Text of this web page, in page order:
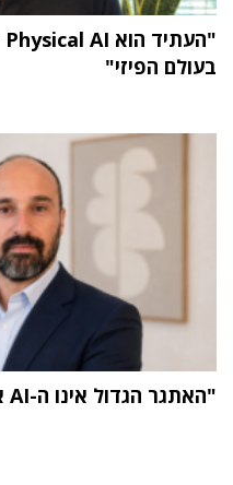
בעולם הפיזי"
"האתגר הגדול אינו ה-AI אלא הטמעתה בארגון"